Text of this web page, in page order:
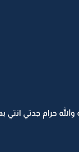
حرام جدتي انتي